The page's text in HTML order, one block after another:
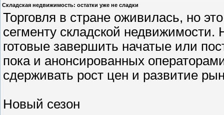
Складская недвижимость: остатки уже не сладки
Торговля в стране оживилась, но
сегменту складской
готовые завершить начатые или
пока и анонсированных
сдерживать рост цен и развитие
Новый сезон